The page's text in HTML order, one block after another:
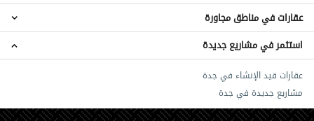
عقارات سكون هايتس
عقارات جوهرة تلال
عقارات اكنان جدة هايتس
عقارات حي النور
عقارات مارينا إيليت 219
عقارات ميراج جاردن
عقارات حي النجمة
عقارات حي الأصيل
عقارات حي الربوة
عقارات حي العبير
عقارات حي العشيرية
عقارات في مناطق مجاورة
عقارات قيد الإنشاء في جدة
مشاريع جديدة في جدة
استثمر في مشاريع جديدة